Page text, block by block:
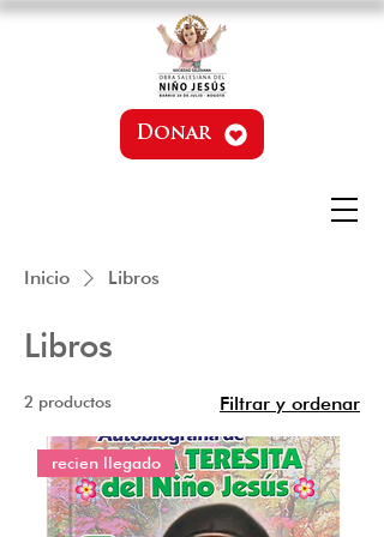
Donar
Inicio Libros
Libros
2 productos Filtrar y ordenar
recien llegado